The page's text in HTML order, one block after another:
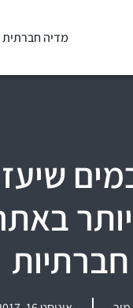
מדיה חברתית
חברתיות